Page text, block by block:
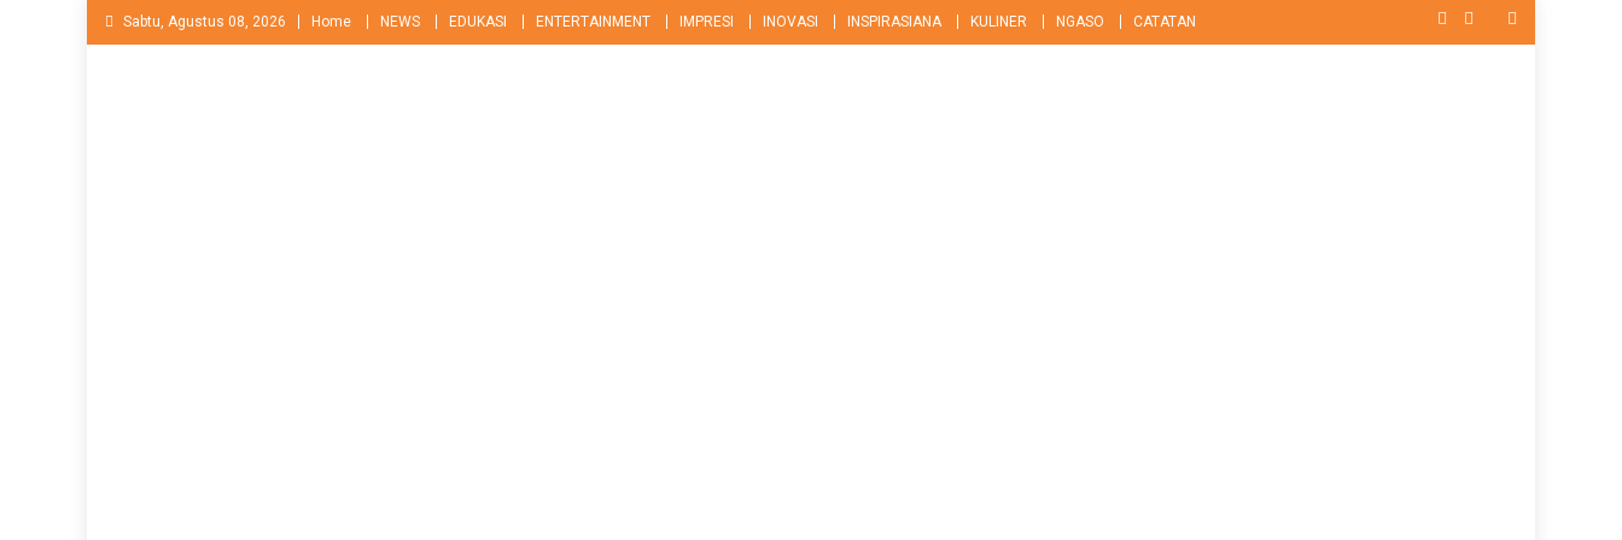
Skip
to
Sabtu, Agustus 08, 2026 Home NEWS EDUKASI ENTERTAINMENT IMPRESI INOVASI INSPIRASIANA KULINER NGASO CATATAN